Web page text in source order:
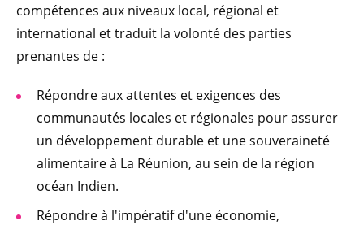
compétences aux niveaux local, régional et
international et traduit la volonté des parties
prenantes de :
Répondre aux attentes et exigences des
communautés locales et régionales pour assurer
un développement durable et une souveraineté
alimentaire à La Réunion, au sein de la région
océan Indien.
Répondre à l'impératif d'une économie,